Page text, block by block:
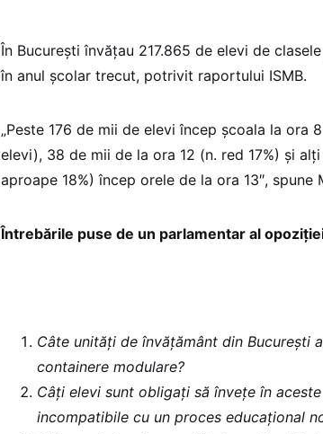
În București învățau 217.865 de elevi de
în anul școlar trecut, potrivit raportului ISMB.
„Peste 176 de mii de elevi încep școala la ora
elevi), 38 de mii de la ora 12 (n. red 17%) și
aproape 18%) încep orele de la ora 13″, spune
Întrebările puse de un parlamentar al
Câte unități de învățământ din București
containere modulare?
Câți elevi sunt obligați să învețe în
incompatibile cu un proces educațional